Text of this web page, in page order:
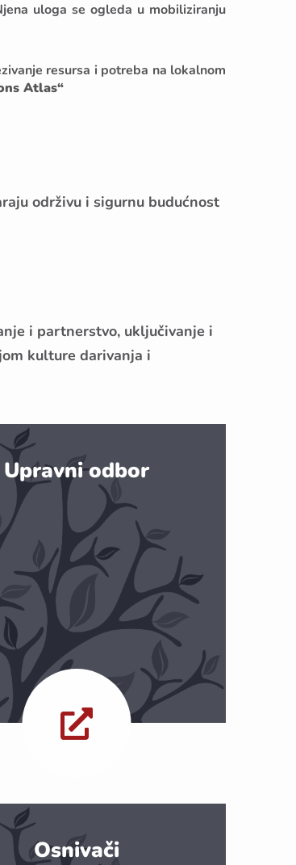
uloga se ogleda u mobiliziranju
resursa i potreba na lokalnom
Atlas“
održivu i sigurnu budućnost
i partnerstvo, uključivanje i
kulture darivanja i
Upravni odbor
Osnivači